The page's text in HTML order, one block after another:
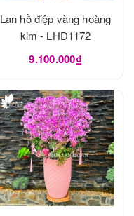
Lan hồ điệp vàng hoàng
kim - LHD1172
9.100.000₫